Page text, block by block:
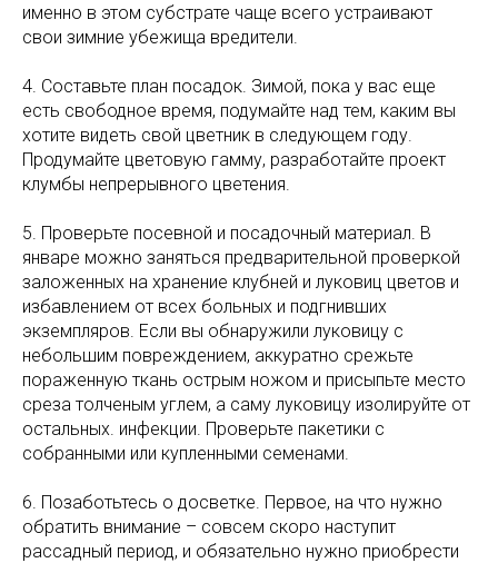
именно в этом субстрате чаще всего устраивают
свои зимние убежища вредители.
4. Составьте план посадок. Зимой, пока у вас еще
есть свободное время, подумайте над тем, каким вы
хотите видеть свой цветник в следующем году.
Продумайте цветовую гамму, разработайте проект
клумбы непрерывного цветения.
5. Проверьте посевной и посадочный материал. В
январе можно заняться предварительной проверкой
заложенных на хранение клубней и луковиц цветов и
избавлением от всех больных и подгнивших
экземпляров. Если вы обнаружили луковицу с
небольшим повреждением, аккуратно срежьте
пораженную ткань острым ножом и присыпьте место
среза толченым углем, а саму луковицу изолируйте от
остальных. инфекции. Проверьте пакетики с
собранными или купленными семенами.
6. Позаботьтесь о досветке. Первое, на что нужно
обратить внимание – совсем скоро наступит
рассадный период, и обязательно нужно приобрести